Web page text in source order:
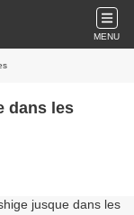
MENU
dans les